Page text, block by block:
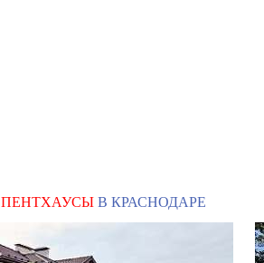
ПЕНТХАУСЫ В КРАСНОДАРЕ